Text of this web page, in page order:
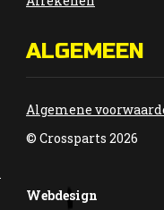
ALGEMEEN
Algemene
© Crossparts 2026
Webdesign